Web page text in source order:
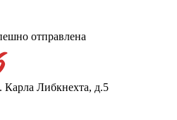
отправлена
Карла Либкнехта, д.5